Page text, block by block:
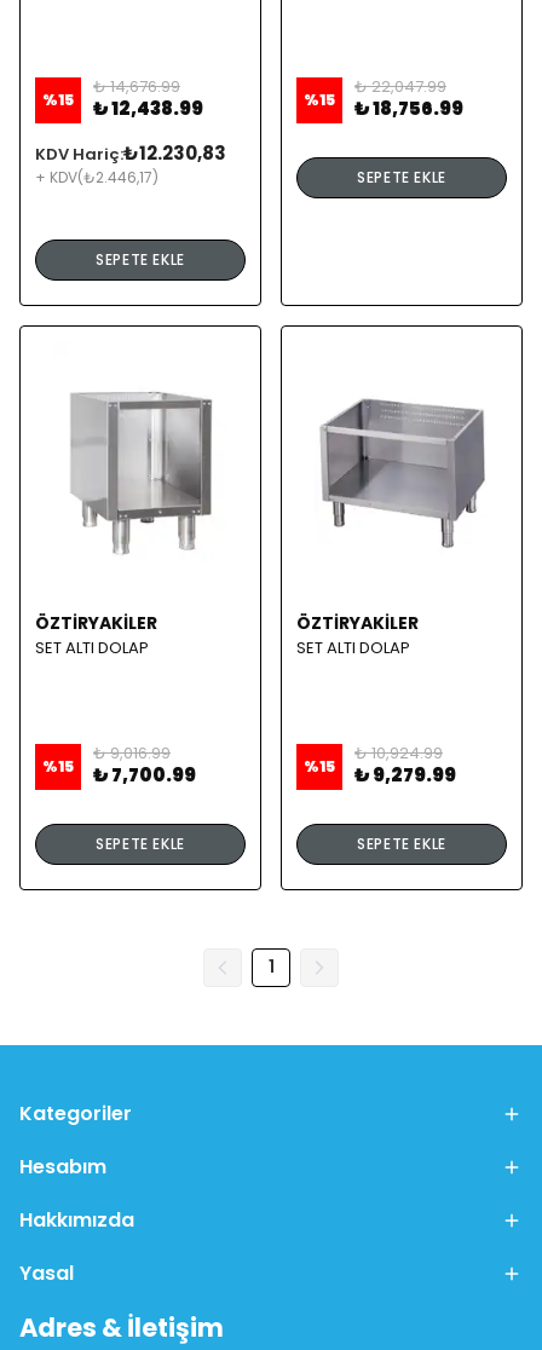
%15
₺ 14,676.99
₺ 12,438.99
KDV Hariç:₺12.230,83
+ KDV(₺2.446,17)
SEPETE EKLE
%15
₺ 22,047.99
₺ 18,756.99
SEPETE EKLE
ÖZTİRYAKİLER
SET ALTI DOLAP
%15
₺ 9,016.99
₺ 7,700.99
SEPETE EKLE
ÖZTİRYAKİLER
SET ALTI DOLAP
%15
₺ 10,924.99
₺ 9,279.99
SEPETE EKLE
1
Kategoriler
Hesabım
Hakkımızda
Yasal
Adres & İletişim